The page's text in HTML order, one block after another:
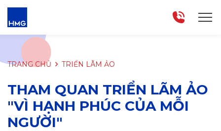
TRANG CHỦ TRIỂN LÃM ẢO
THAM QUAN TRIỂN LÃM ẢO
"VÌ HẠNH PHÚC CỦA MỖI
NGƯỜI"